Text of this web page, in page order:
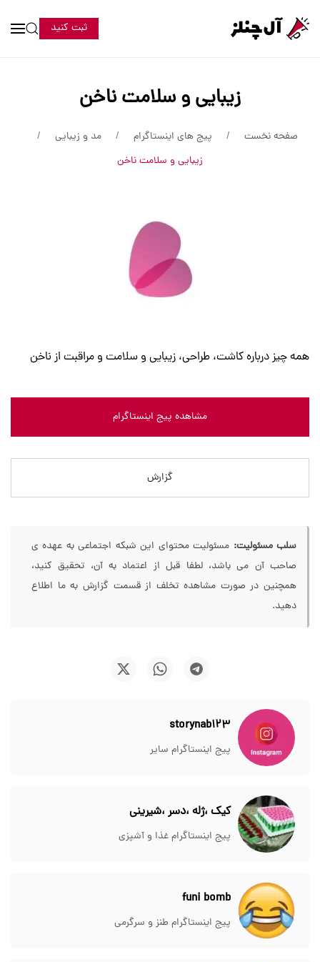
ثبت کنید
زیبایی و سلامت ناخن
صفحه نخست پیج های اینستاگرام
مد و زیبایی
زیبایی و سلامت ناخن
همه چیز درباره کاشت، طراحی، زیبایی و سلامت و مراقبت از ناخن
مشاهده پیج اینستاگرام
گزارش
سلب مسئولیت: مسئولیت محتوای این شبکه اجتماعی به عهده ی
صاحب آن می باشد، لطفا قبل از اعتماد به آن، تحقیق کنید،
همچنین در صورت مشاهده تخلف از قسمت گزارش به ما اطلاع
دهید.
storynab123
پیج اینستاگرام سایر
کیک ،ژله ،دسر ،شیرینی
پیج اینستاگرام غذا و آشپزی
funi bomb
پیج اینستاگرام طنز و سرگرمی